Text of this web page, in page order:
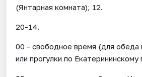
(Янтарная комната); 12.
20-14.
00 - свободное время (для обеда
или прогулки по Екатерининскому